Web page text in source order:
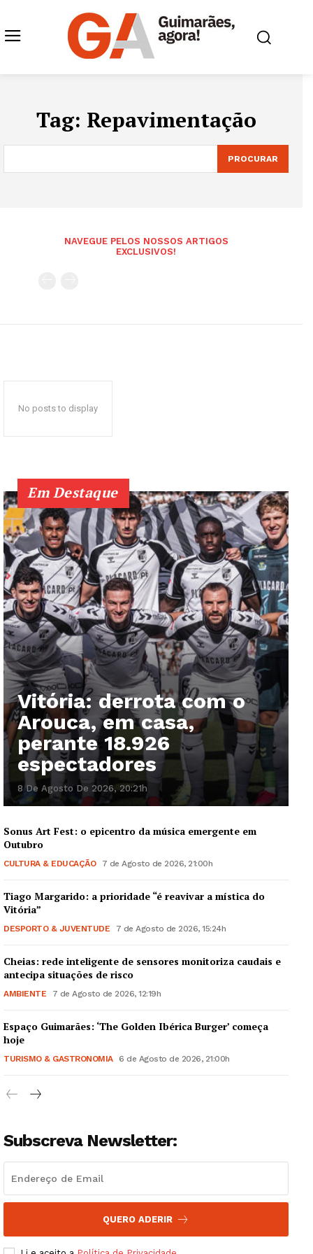
Guimarães, agora!
Institucional
Artigos
Edição Digital
Grande Entrevista
Tag: Repavimentação
PROCURAR
NAVEGUE PELOS NOSSOS ARTIGOS
EXCLUSIVOS!
No posts to display
Em Destaque
Vitória: derrota com o
Arouca, em casa,
perante 18.926
espectadores
8 De Agosto De 2026, 20:21h
Sonus Art Fest: o epicentro da música emergente em
Outubro
CULTURA & EDUCAÇÃO 7 de Agosto de 2026, 21:00h
Tiago Margarido: a prioridade “é reavivar a mística do
Vitória”
DESPORTO & JUVENTUDE 7 de Agosto de 2026, 15:24h
Cheias: rede inteligente de sensores monitoriza caudais e
antecipa situações de risco
AMBIENTE 7 de Agosto de 2026, 12:19h
Espaço Guimarães: ‘The Golden Ibérica Burger’ começa
hoje
TURISMO & GASTRONOMIA 6 de Agosto de 2026, 21:00h
Subscreva Newsletter:
QUERO ADERIR